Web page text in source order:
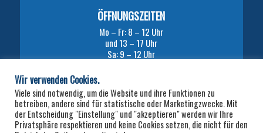
ÖFFNUNGSZEITEN
Mo – Fr: 8 – 12 Uhr
und 13 – 17 Uhr
Sa: 9 – 12 Uhr
Wir verwenden Cookies.
Viele sind notwendig, um die Website und ihre Funktionen zu
betreiben, andere sind für statistische oder Marketingzwecke. Mit
der Entscheidung "Einstellung" und "akzeptieren" werden wir Ihre
Privatsphäre respektieren und keine Cookies setzen, die nicht für den